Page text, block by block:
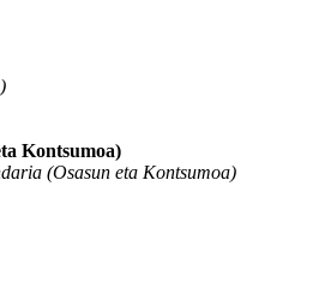
Kontsumoa)
(Osasun eta Kontsumoa)